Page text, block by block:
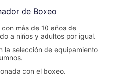
de Boxeo
más de 10 años de
a niños y adultos por igual.
la selección de equipamiento
con el boxeo.